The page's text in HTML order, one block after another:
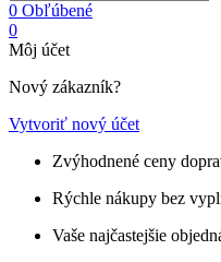
0 Obľúbené
0
Môj účet
Nový zákazník?
Vytvoriť nový účet
Zvýhodnené ceny
Rýchle nákupy bez
Vaše najčastejšie